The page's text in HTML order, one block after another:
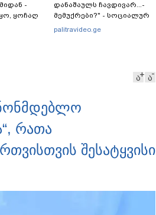
-
ყოჩაღ
დანაშაულს ჩავდივარ...-
მემუქრები?" - სოციალურ
ქსელში სკანდალური
palitravideo.ge
ა ა
რათა
შესატყვისი